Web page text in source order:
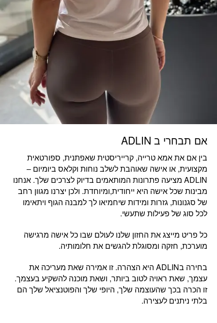
אם תבחרי ב ADLIN
בין אם אתאמא טרייה, קרייריסטית שאפתנית, ספורטאית
מקצועית, או אישה שאוהבת לשלב נוחות וקלאס ביומיום –
ADLIN מציעה פתרונות המותאמים בדיוק לצרכים שלך. אנחנו
מבינות שכל אישה היא ייחודית,ומיוחדת. ולכן יצרנו מגוון רחב
של סגנונות, גזרות ומידות שיחמיאו לך למבנה הגוף ויתאימו
לכל סוג של פעילות שתעשי.
כל פריט מייצג את החזון שלנו לעולם שבו כל אישה מרגישה
מוערכת, חזקה ומסוגלת להגשים את חלומותיה.
בחירה בADLIN היא הצהרה. זו
אמירה שאת מעריכה את
עצמך, שאת ראויה לטוב ביותר, ושאת מוכנה להשקיע בעצמך.
זו הכרה בכך שהעוצמה שלך, היופי שלך והפוטנציאל שלך הם
בלתי ניתנים לעצירה.